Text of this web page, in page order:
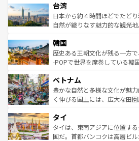
ならではの贅沢な旅のスタイルだ。 なお、新着のア
情報はコンテンツ一覧を参照
れるおもてなしの心で訪れる人
人々、おいしいローカルフー
ク、伝統的なフラダンスなど
ワイを、存分に味わってほしい。 なお、新着のハワイ
はコンテンツ一覧を参照して
リアリーフや大陸中央部にそび
ク）、タスマニアの美しい原
ど、見どころがたくさん。ま
いる。アクティビティも充実し
ビング、ハイキングなど、ア
い。オーストラリアの多彩な
参照してほしい。
台湾
日本から約４時間ほどでたど
自然が織りなす魅力的な観光
ン）、静ひつな山岳地帯である
と山間の静けさが共存してお
驚きをもたらしてくれる。ま
容にもいいと評判のスイーツな
が味わえる。 なお、新着の
照してほしい。
韓国
歴史ある王朝文化が残る一方
-POPで世界を席巻している韓
き、地方に足を延ばせば四季折
できる。そして、キムチや焼
まで、さまざまな韓国料理が
リティに包まれながら、韓国の
わってみてほしい
覧を参照してほしい。
ベトナム
豊かな自然と多様な文化が魅
く伸びる国土には、広大な田
急速な発展と共に伝統が息づく
ーチミン市のフランス統治時
醸し出している。また、バラ
タイ
タイは、東南アジアに位置す
国だ。首都バンコクは高層ビ